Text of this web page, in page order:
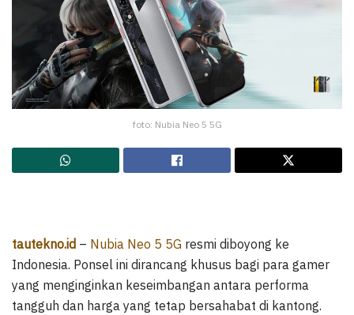
foto: Nubia Neo 5 5G
tautekno.id – Nubia Neo 5 5G resmi diboyong ke
Indonesia. Ponsel ini dirancang khusus bagi para gamer
yang menginginkan keseimbangan antara performa
tangguh dan harga yang tetap bersahabat di kantong.